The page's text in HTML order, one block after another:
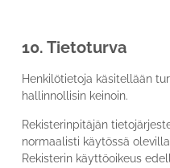
10. Tietoturva
Henkilötietoja käsitellään
hallinnollisin keinoin.
Rekisterinpitäjän
normaalisti käytössä
Rekisterin käyttöoikeus